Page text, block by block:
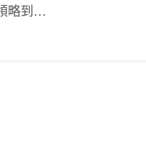
略到…